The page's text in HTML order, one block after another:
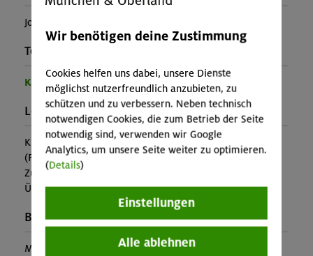
Jonas Rittershofer
Teilprogramm:
Kinder- und Jugendprogramm
Leistung:
Kursleitung, Ausrüstung
(Falls nicht in den Leistungen inbegriffen, fallen
Zusatzkosten für z.B. An- und Abreise, Verpflegung,
Übernachtung oder Skipass an.)
Buchungscode:
MUC-25-1539
Wir benötigen deine Zustimmung
Cookies helfen uns dabei, unsere Dienste
möglichst nutzerfreundlich anzubieten, zu
schützen und zu verbessern. Neben technisch
notwendigen Cookies, die zum Betrieb der Seite
notwendig sind, verwenden wir Google
Analytics, um unsere Seite weiter zu optimieren.
(Details)
Einstellungen
Alle ablehnen